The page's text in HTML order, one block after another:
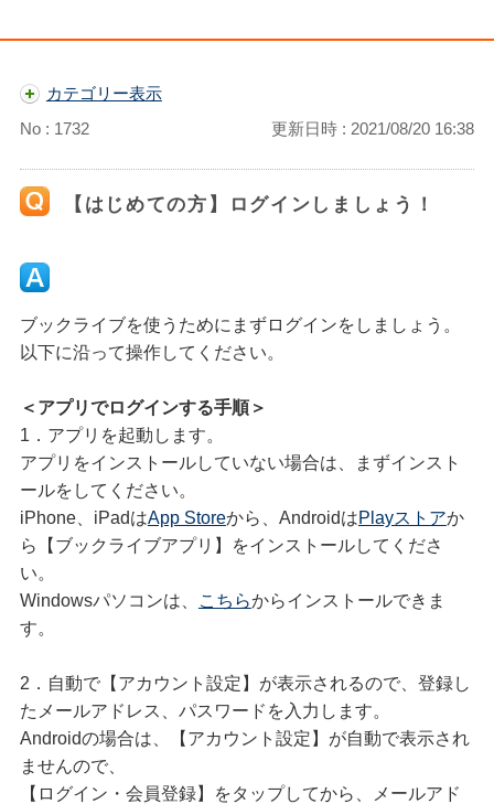
カテゴリー表示
No : 1732
更新日時 : 2021/08/20 16:38
【はじめての方】ログインしましょう！
ブックライブを使うためにまずログインをしましょう。
以下に沿って操作してください。
＜アプリでログインする手順＞
1．アプリを起動します。
アプリをインストールしていない場合は、まずインスト
ールをしてください。
iPhone、iPadはApp Storeから、AndroidはPlayストアか
ら【ブックライブアプリ】をインストールしてくださ
い。
Windowsパソコンは、
こちらからインストールできま
す。
2．自動で【アカウント設定】が表示されるので、登録し
たメールアドレス、パスワードを入力します。
Androidの場合は、【アカウント設定】が自動で表示され
ませんので、
【ログイン・会員登録】をタップしてから、メールアド